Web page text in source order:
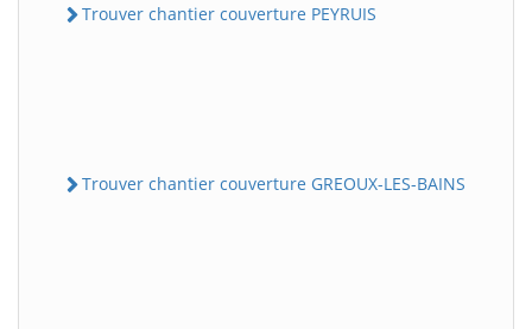
Trouver chantier couverture PEYRUIS
Trouver chantier couverture GREOUX-LES-BAINS